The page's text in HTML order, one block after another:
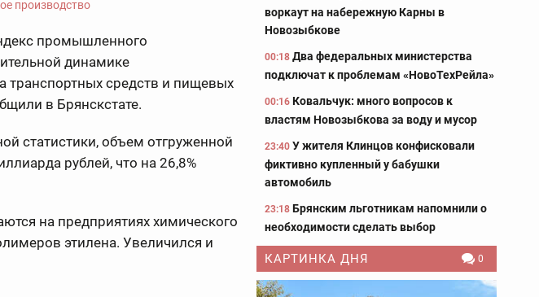
промышленного
динамике
транспортных средств и пищевых
в Брянскстате.
статистики, объем отгруженной
рублей, что на 26,8%
на предприятиях химического
этилена. Увеличился и
воркаут на набережную Карны в
Новозыбкове
00:18 Два федеральных министерства
подключат к проблемам «НовоТехРейла»
00:16 Ковальчук: много вопросов к
властям Новозыбкова за воду и мусор
23:40 У жителя Клинцов конфисковали
фиктивно купленный у бабушки
автомобиль
23:18 Брянским льготникам напомнили о
необходимости сделать выбор
КАРТИНКА ДНЯ 0